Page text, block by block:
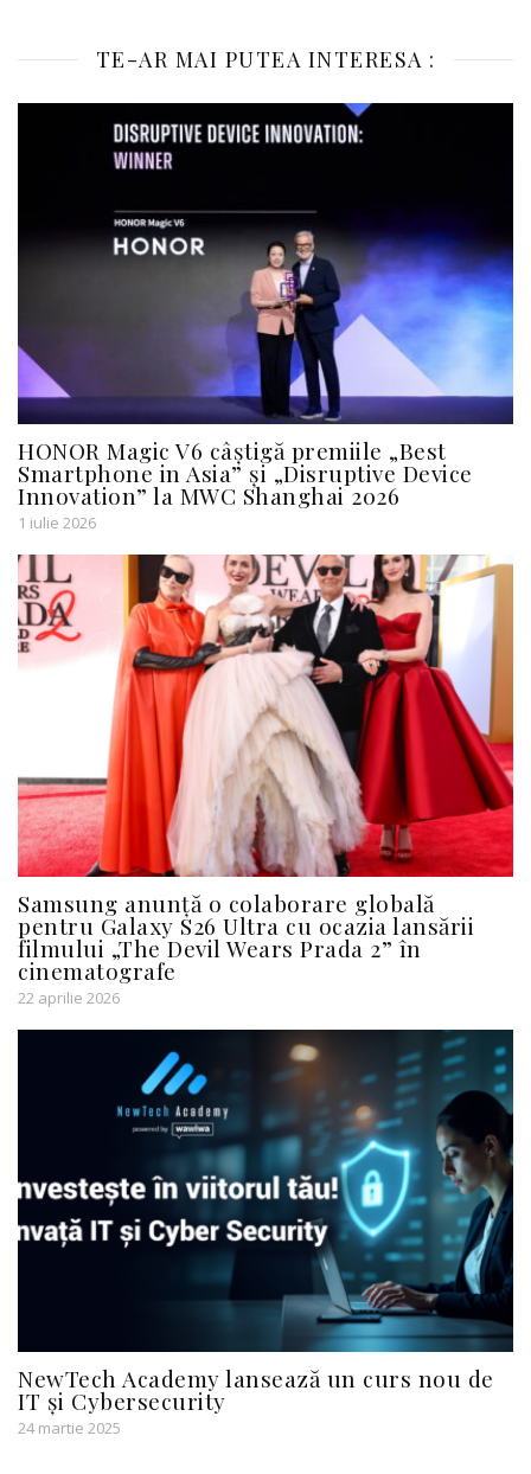
TE-AR MAI PUTEA INTERESA :
HONOR Magic V6 câștigă premiile „Best
Smartphone in Asia” și „Disruptive Device
Innovation” la MWC Shanghai 2026
1 iulie 2026
Samsung anunță o colaborare globală
pentru Galaxy S26 Ultra cu ocazia lansării
filmului „The Devil Wears Prada 2” în
cinematografe
22 aprilie 2026
NewTech Academy lansează un curs nou de
IT și Cybersecurity
24 martie 2025